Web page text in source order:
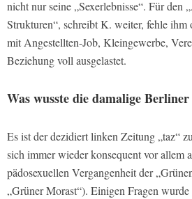
nicht nur seine „Sexerlebnisse“. Für den
Strukturen“, schreibt K. weiter, fehle
mit Angestellten-Job, Kleingewerbe,
Beziehung voll ausgelastet.
Was wusste die damalige
Es ist der dezidiert linken Zeitung „taz“
sich immer wieder konsequent vor allem
pädosexuellen Vergangenheit der
„Grüner Morast“). Einigen Fragen